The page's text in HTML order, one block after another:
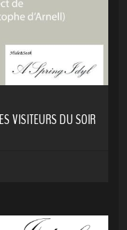
VISITEURS DU SOIR